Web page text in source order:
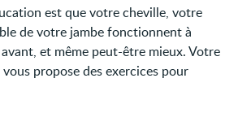
est que votre cheville, votre
de votre jambe fonctionnent à
et même peut-être mieux. Votre
propose des exercices pour